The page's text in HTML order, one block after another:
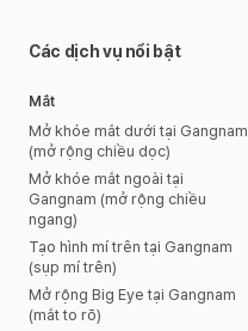
Các dịch vụ nổi bật
Mắt
Mở khóe mắt dưới tại Gangnam
(mở rộng chiều dọc)
Mở khóe mắt ngoài tại
Gangnam (mở rộng chiều
ngang)
Tạo hình mí trên tại Gangnam
(sụp mí trên)
Mở rộng Big Eye tại Gangnam
(mắt to rõ)